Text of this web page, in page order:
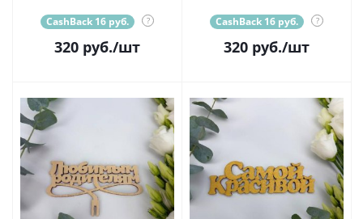
CashBack 16 руб. ?
320 руб./шт
CashBack 16 руб. ?
320 руб./шт